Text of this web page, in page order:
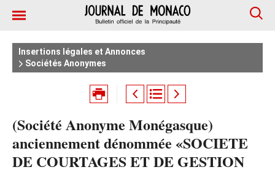
Insertions légales et Annonces
Sociétés Anonymes
(Société Anonyme Monégasque)
anciennement dénommée «SOCIETE
DE COURTAGES ET DE GESTION